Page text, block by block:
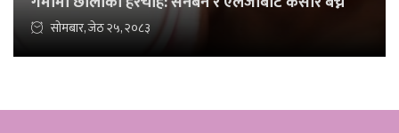
सोमबार, जेठ २५, २०८३